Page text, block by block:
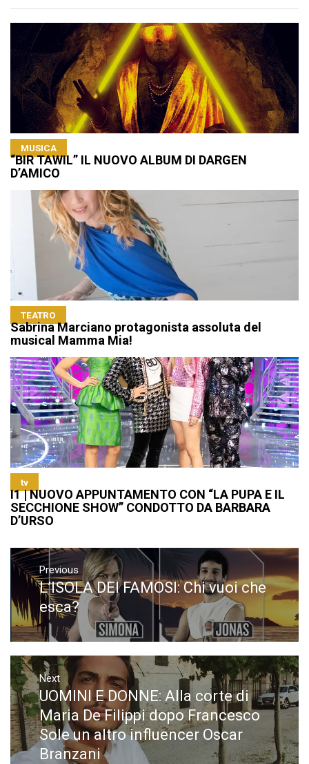
MUSICA
“BIR TAWIL” IL NUOVO ALBUM DI DARGEN
D’AMICO
TEATRO
Sabrina Marciano protagonista assoluta del
musical Mamma Mia!
tv
I1 | NUOVO APPUNTAMENTO CON “LA PUPA E IL
SECCHIONE SHOW” CONDOTTO DA BARBARA
D’URSO
Navigazione
articoli
Previous
Previous
post:
L’ISOLA DEI FAMOSI: Chi vuoi che
esca?
Next
Next
post:
UOMINI E DONNE: Alla corte di
Maria De Filippi dopo Francesco
Sole un altro influencer Oscar
Branzani